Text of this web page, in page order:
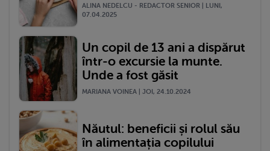
ALINA NEDELCU - REDACTOR SENIOR | LUNI,
07.04.2025
Un copil de 13 ani a dispărut
într-o excursie la munte.
Unde a fost găsit
MARIANA VOINEA | JOI, 24.10.2024
Năutul: beneficii și rolul său
în alimentația copilului